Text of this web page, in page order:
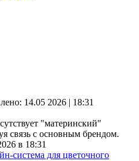
14.05 2026 | 18:31
"материнский"
связь с основным брендом.
в 18:31